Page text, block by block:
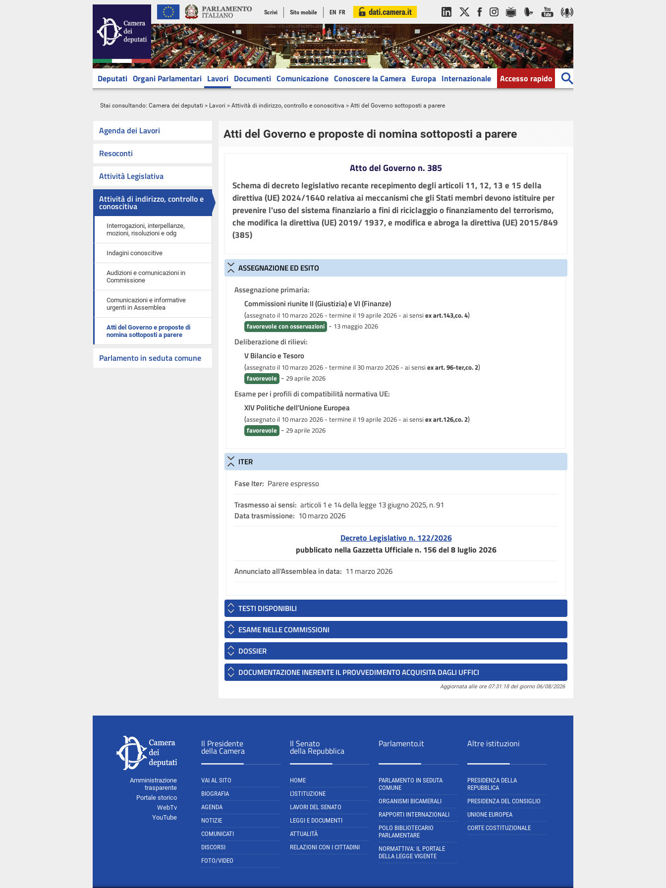
Scrivi Sito mobile EN FR
Deputati Organi Parlamentari Lavori Documenti Comunicazione Conoscere la Camera Europa Internazionale Accesso rapido
Stai consultando: Camera dei deputati > Lavori > Attività di indirizzo, controllo e conoscitiva > Atti del Governo sottoposti a parere
Agenda dei Lavori
Resoconti
Attività Legislativa
Attività di indirizzo, controllo e
conoscitiva
Interrogazioni, interpellanze,
mozioni, risoluzioni e odg
Indagini conoscitive
Audizioni e comunicazioni in
Commissione
Comunicazioni e informative
urgenti in Assemblea
Atti del Governo e proposte di
nomina sottoposti a parere
Parlamento in seduta comune
Atti del Governo e proposte di nomina sottoposti a parere
Atto del Governo n. 385
Schema di decreto legislativo recante recepimento degli articoli 11, 12, 13 e 15 della
direttiva (UE) 2024/1640 relativa ai meccanismi che gli Stati membri devono istituire per
prevenire l'uso del sistema finanziario a fini di riciclaggio o finanziamento del terrorismo,
che modifica la direttiva (UE) 2019/ 1937, e modifica e abroga la direttiva (UE) 2015/849
(385)
ASSEGNAZIONE ED ESITO
Assegnazione primaria:
Commissioni riunite II (Giustizia) e VI (Finanze)
(assegnato il 10 marzo 2026 - termine il 19 aprile 2026 - ai sensi ex art.143,co. 4)
favorevole con osservazioni - 13 maggio 2026
Deliberazione di rilievi:
V Bilancio e Tesoro
(assegnato il 10 marzo 2026 - termine il 30 marzo 2026 - ai sensi ex art. 96-ter,co. 2)
favorevole - 29 aprile 2026
Esame per i profili di compatibilità normativa UE:
XIV Politiche dell'Unione Europea
(assegnato il 10 marzo 2026 - termine il 19 aprile 2026 - ai sensi ex art.126,co. 2)
favorevole - 29 aprile 2026
ITER
Fase Iter: Parere espresso
Trasmesso ai sensi: articoli 1 e 14 della legge 13 giugno 2025, n. 91
Data trasmissione: 10 marzo 2026
Decreto Legislativo n. 122/2026
pubblicato nella Gazzetta Ufficiale n. 156 del 8 luglio 2026
Annunciato all'Assemblea in data: 11 marzo 2026
TESTI DISPONIBILI
ESAME NELLE COMMISSIONI
DOSSIER
DOCUMENTAZIONE INERENTE IL PROVVEDIMENTO ACQUISITA DAGLI UFFICI
Aggiornata alle ore 07:31:18 del giorno 06/08/2026
Amministrazione
trasparente
Portale storico
WebTv
YouTube
Il Presidente
della Camera
VAI AL SITO
BIOGRAFIA
AGENDA
NOTIZIE
COMUNICATI
DISCORSI
FOTO/VIDEO
Il Senato
della Repubblica
HOME
L'ISTITUZIONE
LAVORI DEL SENATO
LEGGI E DOCUMENTI
ATTUALITÀ
RELAZIONI CON I CITTADINI
Parlamento.it
PARLAMENTO IN SEDUTA
COMUNE
ORGANISMI BICAMERALI
RAPPORTI INTERNAZIONALI
POLO BIBLIOTECARIO
PARLAMENTARE
NORMATTIVA: IL PORTALE
DELLA LEGGE VIGENTE
Altre istituzioni
PRESIDENZA DELLA
REPUBBLICA
PRESIDENZA DEL CONSIGLIO
UNIONE EUROPEA
CORTE COSTITUZIONALE